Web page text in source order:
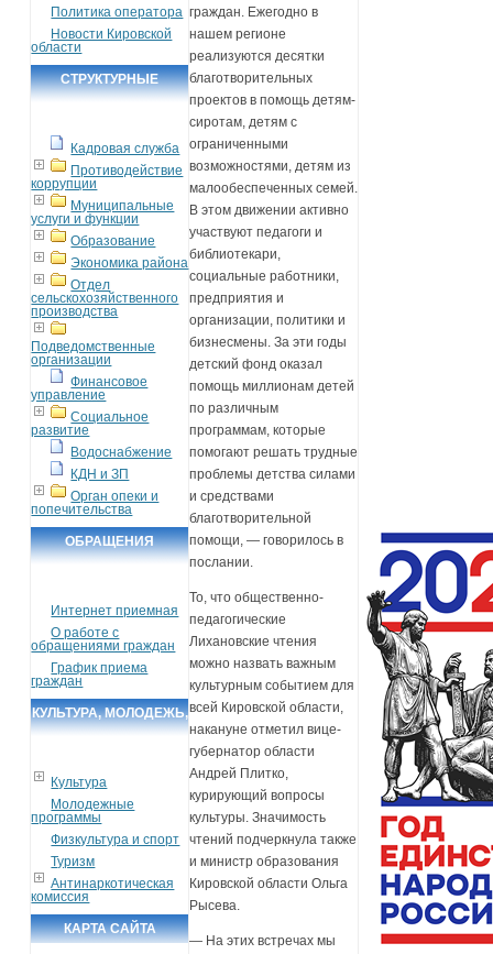
Политика оператора
Новости Кировской
области
СТРУКТУРНЫЕ
Кадровая служба
Противодействие
коррупции
Муниципальные
услуги и функции
Образование
Экономика района
Отдел
сельскохозяйственного
производства
Подведомственные
организации
Финансовое
управление
Социальное
развитие
Водоснабжение
КДН и ЗП
Орган опеки и
попечительства
ОБРАЩЕНИЯ
Интернет приемная
О работе с
обращениями граждан
График приема
граждан
КУЛЬТУРА, МОЛОДЕЖЬ,
Культура
Молодежные
программы
Физкультура и спорт
Туризм
Антинаркотическая
комиссия
КАРТА САЙТА
граждан. Ежегодно в
нашем регионе
реализуются десятки
благотворительных
проектов в помощь детям-
сиротам, детям с
ограниченными
возможностями, детям из
малообеспеченных семей.
В этом движении активно
участвуют педагоги и
библиотекари,
социальные работники,
предприятия и
организации, политики и
бизнесмены. За эти годы
детский фонд оказал
помощь миллионам детей
по различным
программам, которые
помогают решать трудные
проблемы детства силами
и средствами
благотворительной
помощи, — говорилось в
послании.
То, что общественно-
педагогические
Лихановские чтения
можно назвать важным
культурным событием для
всей Кировской области,
накануне отметил вице-
губернатор области
Андрей Плитко,
курирующий вопросы
культуры. Значимость
чтений подчеркнула также
и министр образования
Кировской области Ольга
Рысева.
— На этих встречах мы